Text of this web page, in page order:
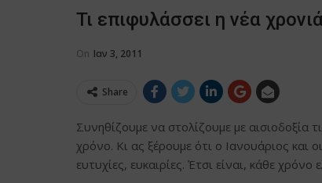
Τι επιφυλάσσει η νέα
On Ιαν 3, 2011
Share
Συνηθίζουμε να στολίζουμε με αισιοδοξία
χρόνο. Κι ας ξέρουμε ότι ο Ιανουάριος και
ευτυχίες, ευκαιρίες. Έτσι είναι, κάθε